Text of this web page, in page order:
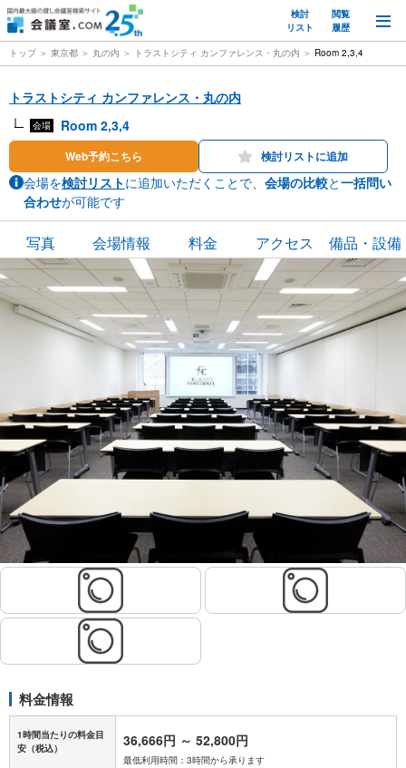
検討
リスト
閲覧
履歴
トップ 東京都 丸の内 トラストシティ カンファレンス・丸の内 Room 2,3,4
トラストシティ カンファレンス・丸の内
会場 Room 2,3,4
Web予約こちら 検討リストに追加
会場を検討リストに追加いただくことで、 会場の比較と一括問い
合わせが可能です
写真 会場情報 料金 アクセス 備品・設備
料金情報
1時間当たりの料金目
安 （税込） 36,666円 ～ 52,800円
最低利用時間：3時間から承ります